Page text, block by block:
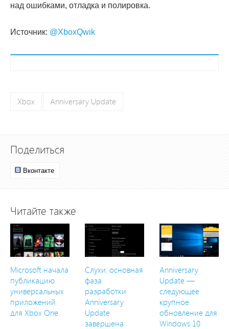
над ошибками, отладка и полировка.
Источник: @XboxQwik
Xbox Anniversary Update
Поделиться
Вконтакте
Читайте также
Microsoft начала
публикацию
универсальных
приложений
для Xbox One
Слухи: основная
фаза
разработки
Anniversary
Update
завершена
Anniversary
Update —
следующее
крупное
обновление для
Windows 10